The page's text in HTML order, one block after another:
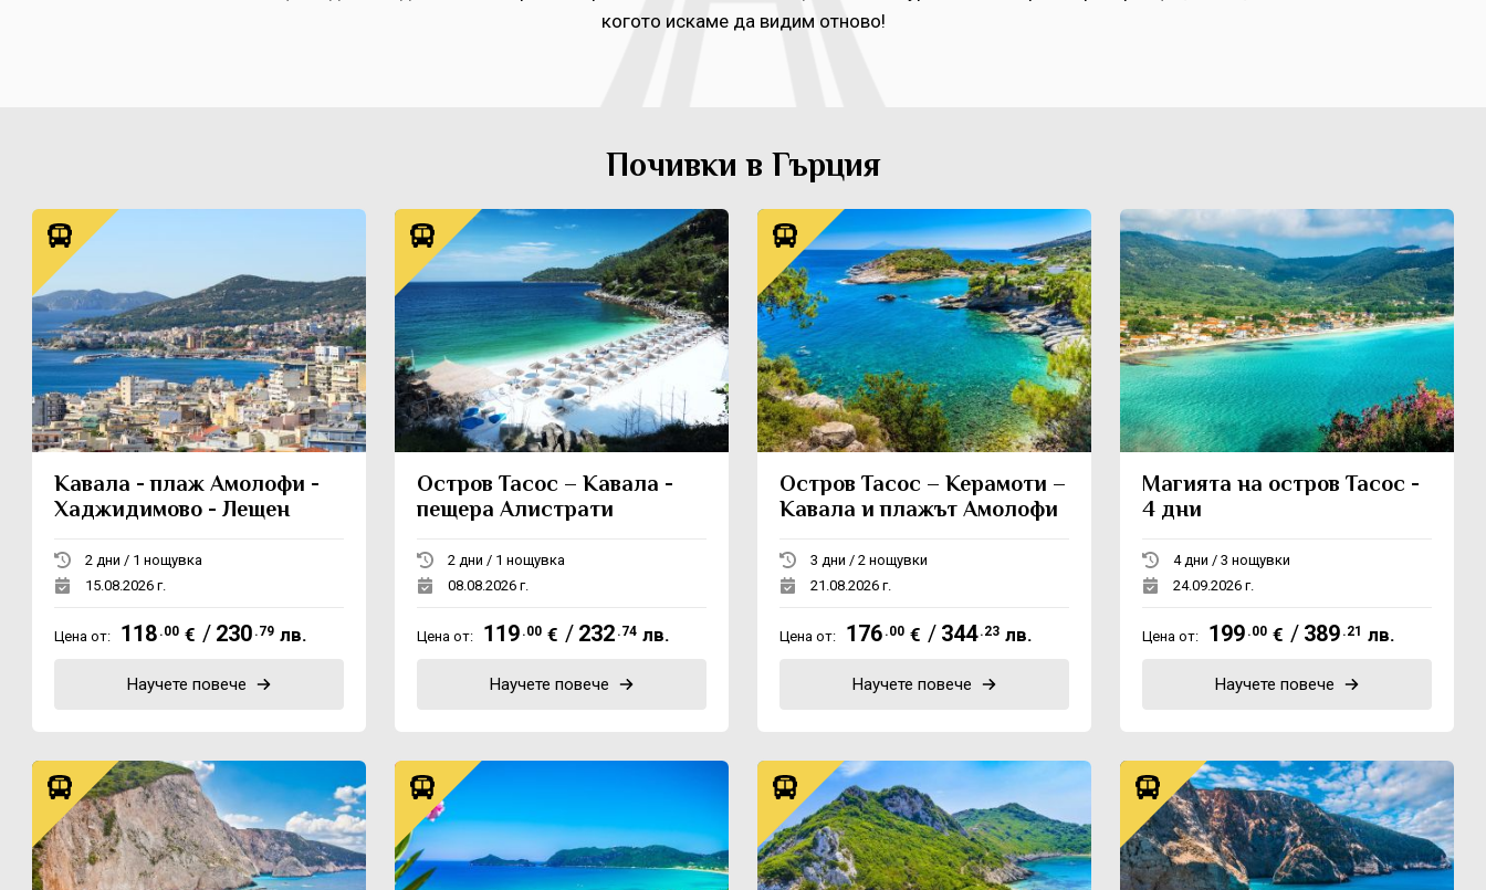
когото искаме да видим отново!
Почивки в Гърция
Кавала - плаж Амолофи -
Хаджидимово - Лещен
2 дни / 1 нощувка
15.08.2026 г.
Цена от: 118 .00 € / 230 .79 лв.
Научете повече
Остров Тасос – Кавала -
пещера Алистрати
2 дни / 1 нощувка
08.08.2026 г.
Цена от: 119 .00 € / 232 .74 лв.
Научете повече
Остров Тасос – Керамоти –
Кавала и плажът Амолофи
3 дни / 2 нощувки
21.08.2026 г.
Цена от: 176 .00 € / 344 .23 лв.
Научете повече
Магията на остров Тасос -
4 дни
4 дни / 3 нощувки
24.09.2026 г.
Цена от: 199 .00 € / 389 .21 лв.
Научете повече